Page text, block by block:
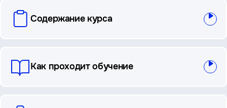
вопросы
Содержание курса
Как проходит обучение